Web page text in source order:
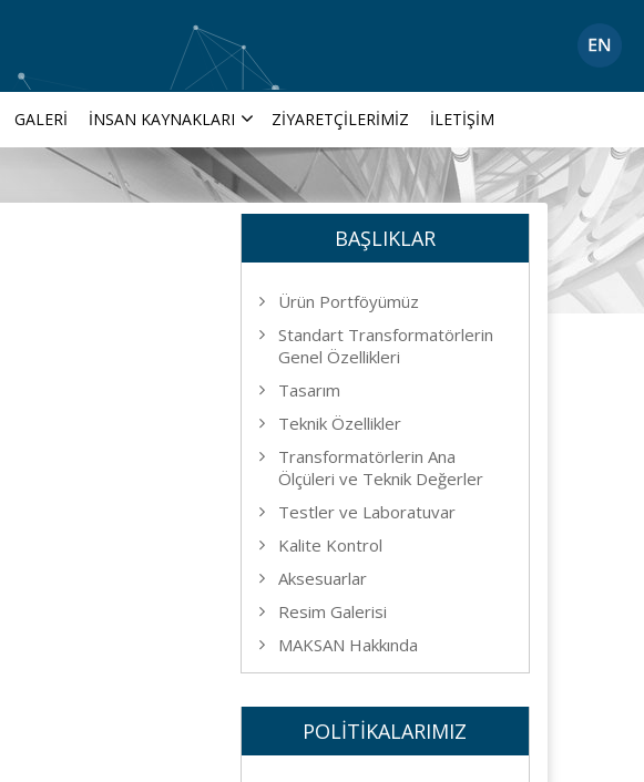
GALERI İNSAN KAYNAKLARI ZIYARETÇILERIMIZ İLETIŞIM
BAŞLIKLAR
Ürün Portföyümüz
Standart Transformatörlerin
Genel Özellikleri
Tasarım
Teknik Özellikler
Transformatörlerin Ana
Ölçüleri ve Teknik Değerler
Testler ve Laboratuvar
Kalite Kontrol
Aksesuarlar
Resim Galerisi
MAKSAN Hakkında
POLİTİKALARIMIZ